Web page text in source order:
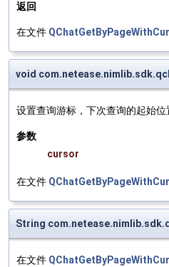
返回
在文件
void
设置查询游标，下次查询的起始位
参数
cursor
在文件
String
在文件